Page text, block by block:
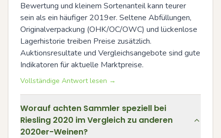
Bewertung und kleinem Sortenanteil kann teurer
sein als ein häufiger 2019er. Seltene Abfüllungen,
Originalverpackung (OHK/OC/OWC) und lückenlose
Lagerhistorie treiben Preise zusätzlich.
Auktionsresultate und Vergleichsangebote sind gute
Indikatoren für aktuelle Marktpreise.
Vollständige Antwort lesen →
Worauf achten Sammler speziell bei
Riesling 2020 im Vergleich zu anderen
2020er-Weinen?